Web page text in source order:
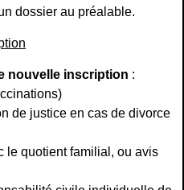
dossier au préalable.
nouvelle inscription :
de justice en cas de divorce
le quotient familial, ou avis